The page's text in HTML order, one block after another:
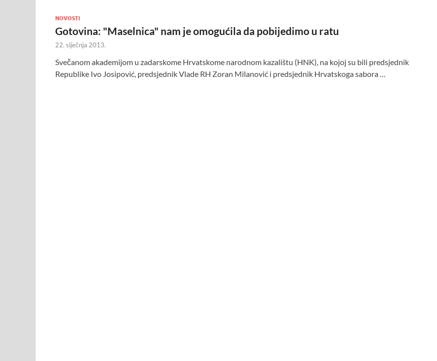
NOVOSTI
Gotovina: "Maselnica" nam je omogućila da pobijedimo u ratu
22. siječnja 2013.
Svečanom akademijom u zadarskome Hrvatskome narodnom kazalištu (HNK), na kojoj su bili predsjednik
Republike Ivo Josipović, predsjednik Vlade RH Zoran Milanović i predsjednik Hrvatskoga sabora …